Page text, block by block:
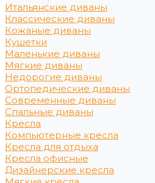
Итальянские диваны
Классические диваны
Кожаные диваны
Кушетки
Маленькие диваны
Мягкие диваны
Недорогие диваны
Ортопедические диваны
Современные диваны
Спальные диваны
Кресла
Компьютерные кресла
Кресла для отдыха
Кресла офисные
Дизайнерские кресла